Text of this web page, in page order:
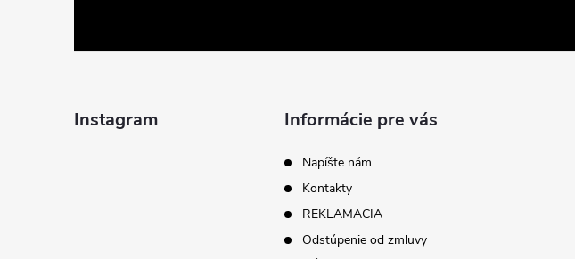
Instagram Informácie pre vás
Napíšte nám
Kontakty
REKLAMACIA
Odstúpenie od zmluvy